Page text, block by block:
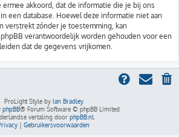
ermee akkoord, dat de informatie die je bij ons
een database. Hoewel deze informatie niet aan
verstrekt zónder je toestemming, kan
phpBB verantwoordelijk worden gehouden voor een
dat de gegevens vrijkomen.
ProLight Style by Ian Bradley
phpBB® Forum Software © phpBB Limited
vertaling door phpBB.nl
| Gebruikersvoorwaarden